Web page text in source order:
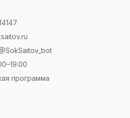
программа